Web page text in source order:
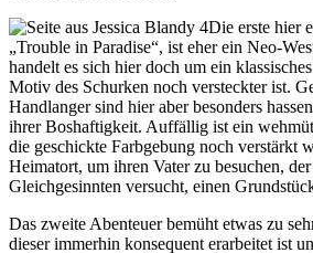
Die erste hier
„Trouble in Paradise“, ist eher ein Neo-
handelt es sich hier doch um ein
Motiv des Schurken noch versteckter ist.
Handlanger sind hier aber besonders
ihrer Boshaftigkeit. Auffällig ist ein
die geschickte Farbgebung noch verstärkt
Heimatort, um ihren Vater zu besuchen,
Gleichgesinnten versucht, einen
Das zweite Abenteuer bemüht etwas zu
dieser immerhin konsequent erarbeitet ist